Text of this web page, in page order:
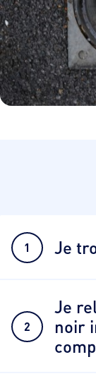
1 Je
2
Je
noir